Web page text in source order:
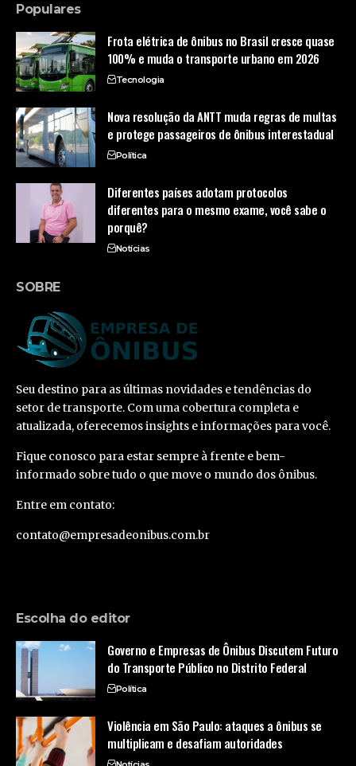
Populares
Frota elétrica de ônibus no Brasil cresce quase
100% e muda o transporte urbano em 2026
Tecnologia
Nova resolução da ANTT muda regras de multas
e protege passageiros de ônibus interestadual
Política
Diferentes países adotam protocolos
diferentes para o mesmo exame, você sabe o
porquê?
Notícias
SOBRE
Seu destino para as últimas novidades e tendências do
setor de transporte. Com uma cobertura completa e
atualizada, oferecemos insights e informações para você.
Fique conosco para estar sempre à frente e bem-
informado sobre tudo o que move o mundo dos ônibus.
Entre em contato:
contato@empresadeonibus.com.br
Escolha do editor
Governo e Empresas de Ônibus Discutem Futuro
do Transporte Público no Distrito Federal
Política
Violência em São Paulo: ataques a ônibus se
multiplicam e desafiam autoridades